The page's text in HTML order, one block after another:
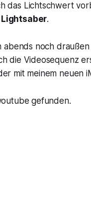
das Lichtschwert
Lightsaber.
abends noch
die Videosequenz
mit meinem neuen
gefunden.